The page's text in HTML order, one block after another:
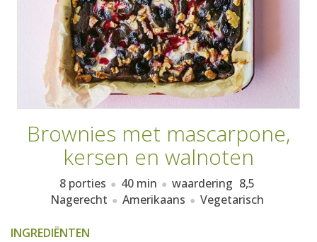
Brownies met mascarpone,
kersen en walnoten
8 porties 40 min waardering 8,5
Nagerecht
Amerikaans Vegetarisch
INGREDIËNTEN